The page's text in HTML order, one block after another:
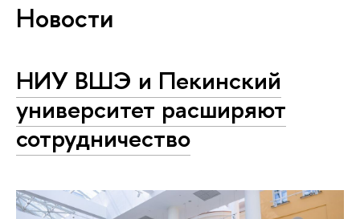
Новости
НИУ ВШЭ и Пекинский
университет расширяют
сотрудничество